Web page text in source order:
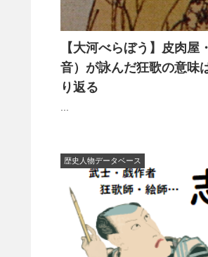
【大河べらぼう】皮肉屋
音）が詠んだ狂歌の意味
り返る
歴史人物データベース